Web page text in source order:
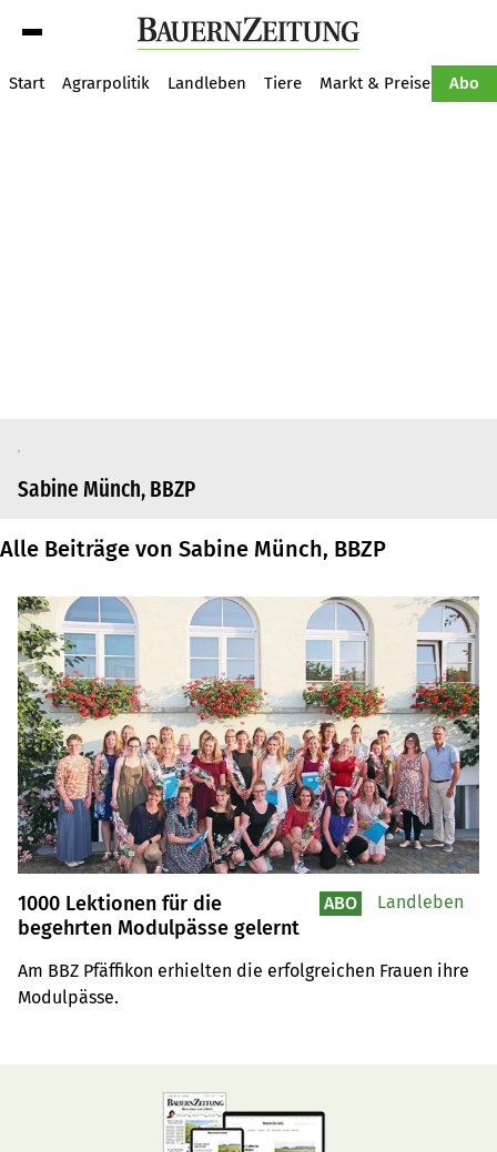
Start Agrarpolitik Landleben Tiere Markt & Preise Abo
Sabine Münch, BBZP
Alle Beiträge von Sabine Münch, BBZP
1000 Lektionen für die
begehrten Modulpässe gelernt
Am BBZ Pfäffikon erhielten die erfolgreichen Frauen ihre
Modulpässe.
ABO Landleben